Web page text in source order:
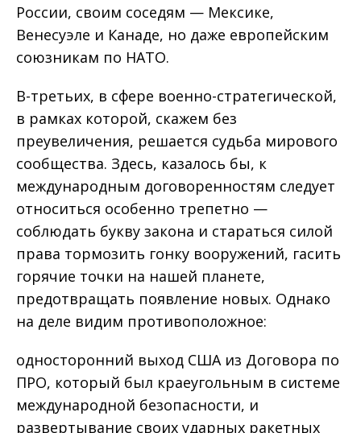
России, своим соседям — Мексике,
Венесуэле и Канаде, но даже европейским
союзникам по НАТО.
В-третьих, в сфере военно-стратегической,
в рамках которой, скажем без
преувеличения, решается судьба мирового
сообщества. Здесь, казалось бы, к
международным договоренностям следует
относиться особенно трепетно —
соблюдать букву закона и стараться силой
права тормозить гонку вооружений, гасить
горячие точки на нашей планете,
предотвращать появление новых. Однако
на деле видим противоположное:
односторонний выход США из Договора по
ПРО, который был краеугольным в системе
международной безопасности, и
развертывание своих ударных ракетных